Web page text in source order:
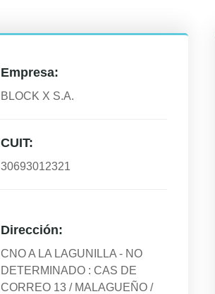
Empresa:
BLOCK X S.A.
CUIT:
30693012321
Dirección:
CNO A LA LAGUNILLA - NO
DETERMINADO : CAS DE
CORREO 13 / MALAGUEÑO /